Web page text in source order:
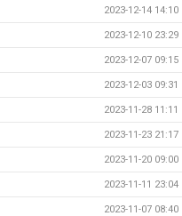
2023-12-14 14:10
2023-12-10 23:29
2023-12-07 09:15
2023-12-03 09:31
2023-11-28 11:11
2023-11-23 21:17
2023-11-20 09:00
2023-11-11 23:04
2023-11-07 08:40